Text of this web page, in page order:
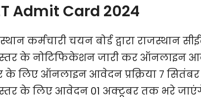
Admit Card 2024
कर्मचारी चयन बोर्ड द्वारा राजस्थान
के नोटिफिकेशन जारी कर ऑनलाइन
के लिए ऑनलाइन आवेदन प्रक्रिया 7 सितंबर
के लिए आवेदन 01 अक्टूबर तक भरे जाएंगे